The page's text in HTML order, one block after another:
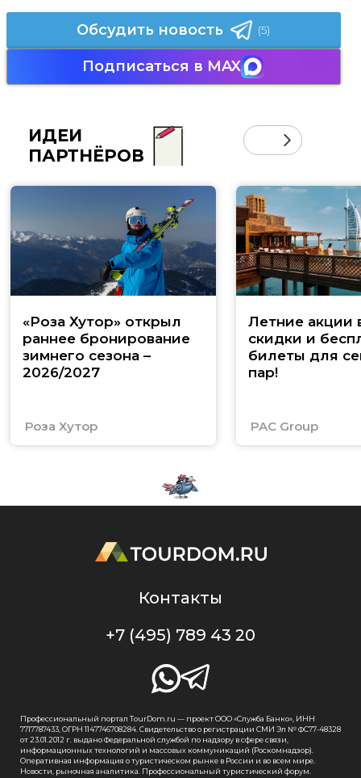
Обсудить новость (5)
Подписаться в MAX
ИДЕИ
ПАРТНЁРОВ
«Роза Хутор» открыл
раннее бронирование
зимнего сезона –
2026/2027
Роза Хутор
Летние акции
скидки и
билеты для
пар!
PAC Group
Контакты
+7 (495) 789 43 20
Профессиональный портал TourDom.ru — проект ООО «Служба Банко», ИНН
7717787433, ОГРН 1147746708284. Свидетельство о регистрации СМИ Эл № ФС77-48328
от 23.01.2012 г. выдано Федеральной службой по надзору в сфере связи,
информационных технологий и массовых коммуникаций (Роскомнадзор).
Оперативная информация о туристическом рынке в России и во всем мире.
Новости, рыночная аналитика. Профессиональный туристический форум.